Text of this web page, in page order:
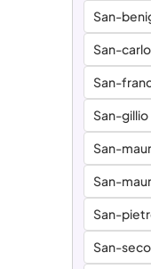
San-
San-
San-
San-gillio
San-
San-
San-
San-